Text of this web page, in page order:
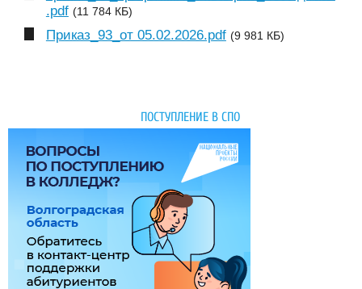
.pdf (11 784 КБ)
Приказ_93_от 05.02.2026.pdf (9 981 КБ)
ПОСТУПЛЕНИЕ В СПО